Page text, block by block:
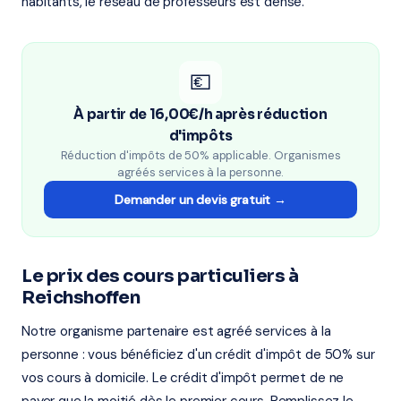
💶
À partir de 16,00€/h après réduction
d'impôts
Réduction d'impôts de 50% applicable. Organismes
agréés services à la personne.
Demander un devis gratuit →
Le prix des cours particuliers à
Reichshoffen
Notre organisme partenaire est agréé services à la
personne : vous bénéficiez d'un crédit d'impôt de 50% sur
vos cours à domicile. Le crédit d'impôt permet de ne